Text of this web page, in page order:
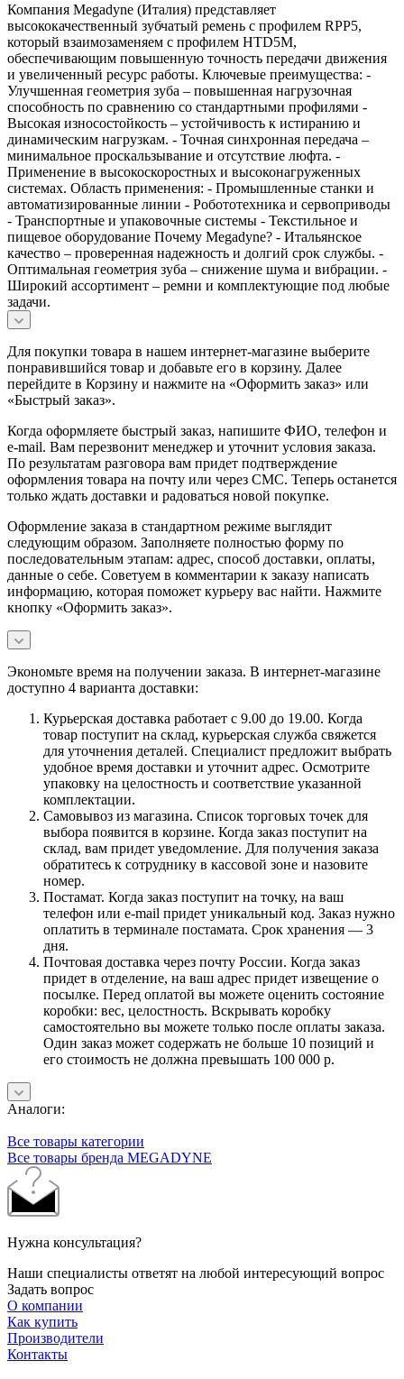
Компания Megadyne (Италия) представляет
высококачественный зубчатый ремень с профилем RPP5,
который взаимозаменяем с профилем HTD5M,
обеспечивающим повышенную точность передачи движения
и увеличенный ресурс работы. Ключевые преимущества: -
Улучшенная геометрия зуба – повышенная нагрузочная
способность по сравнению со стандартными профилями -
Высокая износостойкость – устойчивость к истиранию и
динамическим нагрузкам. - Точная синхронная передача –
минимальное проскальзывание и отсутствие люфта. -
Применение в высокоскоростных и высоконагруженных
системах. Область применения: - Промышленные станки и
автоматизированные линии - Робототехника и сервоприводы
- Транспортные и упаковочные системы - Текстильное и
пищевое оборудование Почему Megadyne? - Итальянское
качество – проверенная надежность и долгий срок службы. -
Оптимальная геометрия зуба – снижение шума и вибрации. -
Широкий ассортимент – ремни и комплектующие под любые
задачи.
Для покупки товара в нашем интернет-магазине выберите
понравившийся товар и добавьте его в корзину. Далее
перейдите в Корзину и нажмите на «Оформить заказ» или
«Быстрый заказ».
Когда оформляете быстрый заказ, напишите ФИО, телефон и
e-mail. Вам перезвонит менеджер и уточнит условия заказа.
По результатам разговора вам придет подтверждение
оформления товара на почту или через СМС. Теперь останется
только ждать доставки и радоваться новой покупке.
Оформление заказа в стандартном режиме выглядит
следующим образом. Заполняете полностью форму по
последовательным этапам: адрес, способ доставки, оплаты,
данные о себе. Советуем в комментарии к заказу написать
информацию, которая поможет курьеру вас найти. Нажмите
кнопку «Оформить заказ».
Экономьте время на получении заказа. В интернет-магазине
доступно 4 варианта доставки:
Курьерская доставка работает с 9.00 до 19.00. Когда
товар поступит на склад, курьерская служба свяжется
для уточнения деталей. Специалист предложит выбрать
удобное время доставки и уточнит адрес. Осмотрите
упаковку на целостность и соответствие указанной
комплектации.
Самовывоз из магазина. Список торговых точек для
выбора появится в корзине. Когда заказ поступит на
склад, вам придет уведомление. Для получения заказа
обратитесь к сотруднику в кассовой зоне и назовите
номер.
Постамат. Когда заказ поступит на точку, на ваш
телефон или e-mail придет уникальный код. Заказ нужно
оплатить в терминале постамата. Срок хранения — 3
дня.
Почтовая доставка через почту России. Когда заказ
придет в отделение, на ваш адрес придет извещение о
посылке. Перед оплатой вы можете оценить состояние
коробки: вес, целостность. Вскрывать коробку
самостоятельно вы можете только после оплаты заказа.
Один заказ может содержать не больше 10 позиций и
его стоимость не должна превышать 100 000 р.
Аналоги:
Все товары категории
Все товары бренда MEGADYNE
Нужна консультация?
Наши специалисты ответят на любой интересующий вопрос
Задать вопрос
О компании
Как купить
Производители
Контакты